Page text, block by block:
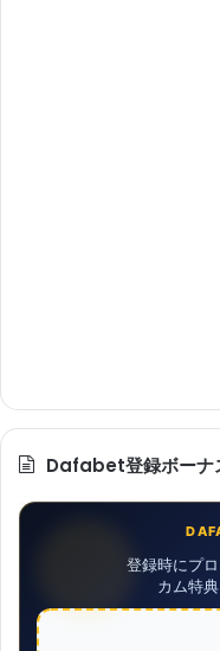
Dafabet登録ボーナ
登録時にプ
カム特